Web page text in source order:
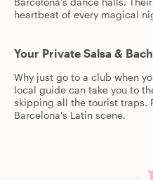
heartbeat of every magical
Your Private Salsa &
Why just go to a club when
local guide can take you to
skipping all the tourist traps.
Barcelona's Latin scene.